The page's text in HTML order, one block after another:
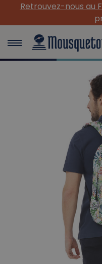
(Re) Découvrez nos